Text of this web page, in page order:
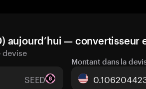
aujourd’hui — convertisseur
devise
SEED
Montant dans la